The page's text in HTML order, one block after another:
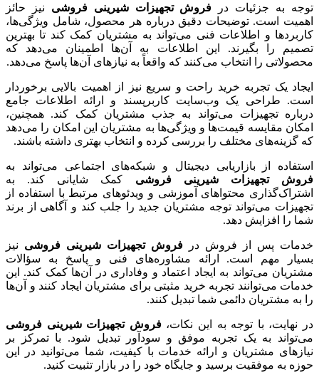
توجه به جزئیات در فروش تجهیزات شیرینی فروشی نیز حائز
اهمیت است. توضیحات دقیق درباره هر محصول، شامل ویژگی‌ها،
کاربردها و اطلاعات فنی می‌تواند به مشتریان کمک کند تا بهترین
تصمیم را بگیرند. این اطلاعات به آن‌ها اطمینان می‌دهد که
محصولاتی را انتخاب می‌کنند که واقعاً به نیازهای آن‌ها پاسخ می‌دهد.
ایجاد یک تجربه خرید راحت و سریع نیز از اهمیت بالایی برخوردار
است. طراحی یک وب‌سایت کاربرپسند و ارائه اطلاعات جامع
درباره تجهیزات می‌تواند به جذب مشتریان کمک کند. همچنین،
امکان مقایسه قیمت‌ها و ویژگی‌ها به مشتریان این امکان را می‌دهد
که گزینه‌های مختلف را بررسی کرده و انتخاب بهتری داشته باشند.
استفاده از بازاریابی دیجیتال و شبکه‌های اجتماعی می‌تواند به
فروش تجهیزات شیرینی فروشی کمک شایانی کند. به
اشتراک‌گذاری محتواهای آموزشی و ویدئوهای مرتبط با استفاده از
تجهیزات می‌تواند توجه مشتریان جدید را جلب کند و آگاهی از برند
شما را افزایش دهد.
خدمات پس از فروش در فروش تجهیزات شیرینی فروشی نیز
بسیار مهم است. ارائه مشاوره‌های فنی و پاسخ به سؤالات
مشتریان می‌تواند به ایجاد اعتماد و وفاداری در آن‌ها کمک کند. این
خدمات می‌توانند تجربه خرید مثبتی برای مشتریان ایجاد کنند و آن‌ها
را به مشتریان دائمی شما تبدیل کنند.
در نهایت، با توجه به این نکات،فروش تجهیزات شیرینی فروشی
می‌تواند به یک تجربه موفق و سودآور تبدیل شود. با تمرکز بر
نیازهای مشتریان و ارائه خدمات با کیفیت، شما می‌توانید در این
حوزه به موفقیت برسید و جایگاه خود را در بازار تثبیت کنید.